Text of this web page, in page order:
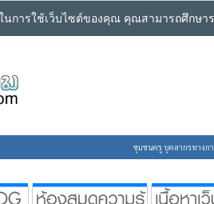
การใช้เว็บไซต์ของคุณ คุณสามารถศึกษาร
ชุมชนครู บุคลากรทางก